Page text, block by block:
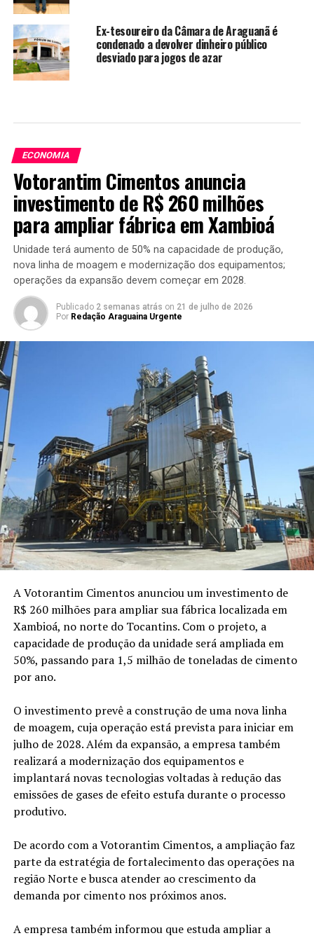
Ex-tesoureiro da Câmara de Araguanã é
condenado a devolver dinheiro público
desviado para jogos de azar
ECONOMIA
Votorantim Cimentos anuncia
investimento de R$ 260 milhões
para ampliar fábrica em Xambioá
Unidade terá aumento de 50% na capacidade de produção,
nova linha de moagem e modernização dos equipamentos;
operações da expansão devem começar em 2028.
Publicado 2 semanas atrás on 21 de julho de 2026
Por Redação Araguaina Urgente
A Votorantim Cimentos anunciou um investimento de
R$ 260 milhões para ampliar sua fábrica localizada em
Xambioá, no norte do Tocantins. Com o projeto, a
capacidade de produção da unidade será ampliada em
50%, passando para 1,5 milhão de toneladas de cimento
por ano.
O investimento prevê a construção de uma nova linha
de moagem, cuja operação está prevista para iniciar em
julho de 2028. Além da expansão, a empresa também
realizará a modernização dos equipamentos e
implantará novas tecnologias voltadas à redução das
emissões de gases de efeito estufa durante o processo
produtivo.
De acordo com a Votorantim Cimentos, a ampliação faz
parte da estratégia de fortalecimento das operações na
região Norte e busca atender ao crescimento da
demanda por cimento nos próximos anos.
A empresa também informou que estuda ampliar a